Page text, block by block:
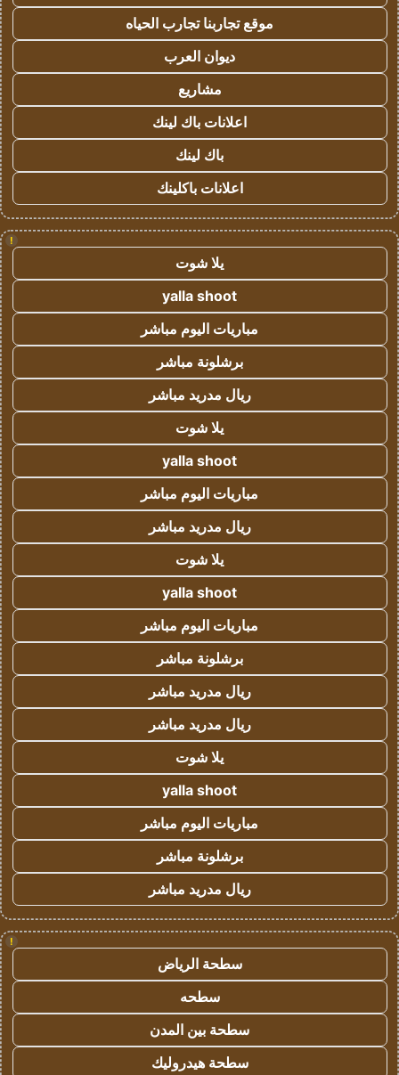
موقع تجاربنا تجارب الحياه
ديوان العرب
مشاريع
اعلانات باك لينك
باك لينك
اعلانات باكلينك
!
يلا شوت
yalla shoot
مباريات اليوم مباشر
برشلونة مباشر
ريال مدريد مباشر
يلا شوت
yalla shoot
مباريات اليوم مباشر
ريال مدريد مباشر
يلا شوت
yalla shoot
مباريات اليوم مباشر
برشلونة مباشر
ريال مدريد مباشر
ريال مدريد مباشر
يلا شوت
yalla shoot
مباريات اليوم مباشر
برشلونة مباشر
ريال مدريد مباشر
!
سطحة الرياض
سطحه
سطحة بين المدن
سطحة هيدروليك